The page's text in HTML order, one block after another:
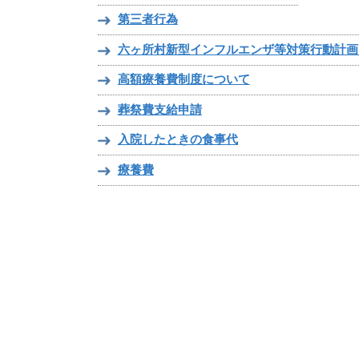
第三者行為
六ヶ所村新型インフルエンザ等対策行動計
高額療養費制度について
葬祭費支給申請
入院したときの食事代
療養費